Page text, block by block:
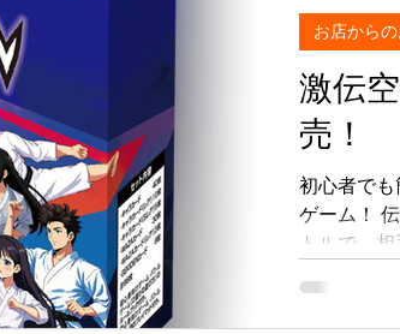
激伝
売！
初心者でも
ゲーム！
トルで、
お店から